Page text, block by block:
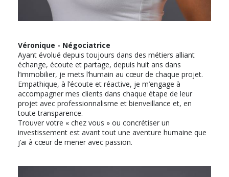
Véronique - Négociatrice
Ayant évolué depuis toujours dans des métiers alliant
échange, écoute et partage, depuis huit ans dans
l’immobilier, je mets l’humain au cœur de chaque projet.
Empathique, à l’écoute et réactive, je m’engage à
accompagner mes clients dans chaque étape de leur
projet avec professionnalisme et bienveillance et, en
toute transparence.
Trouver votre « chez vous » ou concrétiser un
investissement est avant tout une aventure humaine que
j’ai à cœur de mener avec passion.